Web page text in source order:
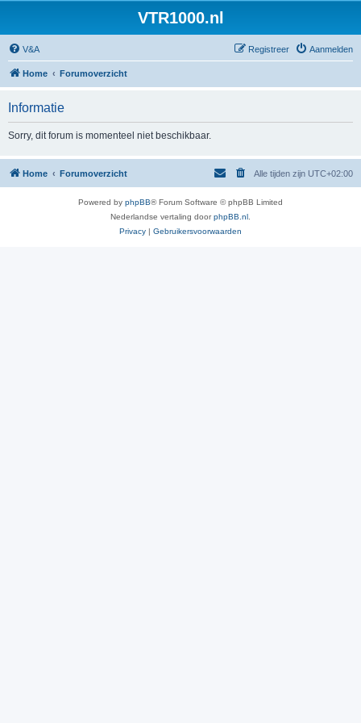
VTR1000.nl
V&A Aanmelden
Registreer
Home Forumoverzicht
Informatie
Sorry, dit forum is momenteel niet beschikbaar.
Home Forumoverzicht Alle tijden zijn UTC+02:00
Powered by phpBB® Forum Software © phpBB Limited
Nederlandse vertaling doorphpBB.nl
Privacy | Gebruikersvoorwaarden